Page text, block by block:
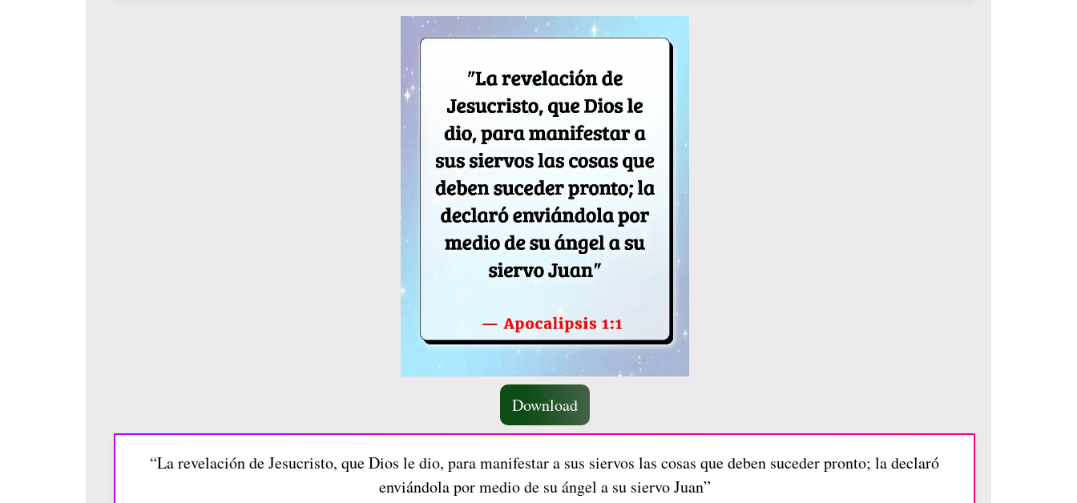
Download
“La revelación de Jesucristo, que Dios le dio, para manifestar a sus siervos las cosas que deben suceder pronto; la declaró
enviándola por medio de su ángel a su siervo Juan”